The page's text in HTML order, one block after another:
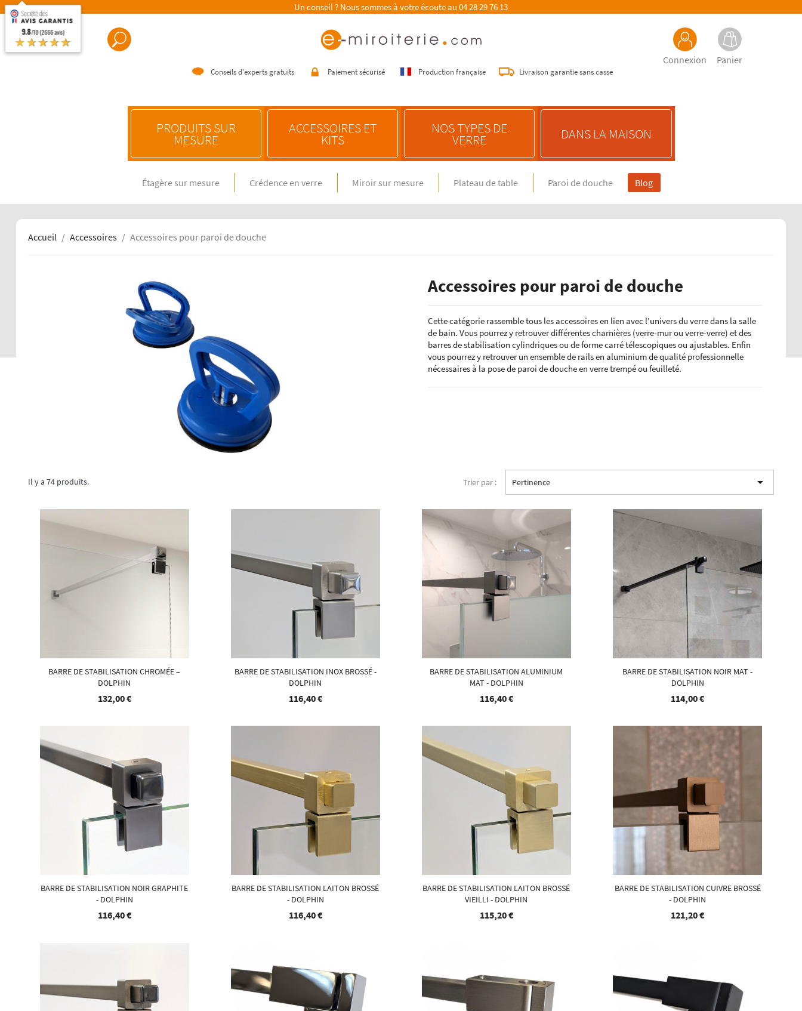
Un conseil ? Nous sommes à votre écoute au 04 28 29 76 13
Connexion Panier
Conseils d'experts gratuits Paiement sécurisé Production française Livraison garantie sans casse
PRODUITS SUR
MESURE
CRÉDENCE SUR MESURE
Crédence en verre spécial feux gaz
Crédence miroir sur mesure
Crédence en verre sur mesure
CRÉDENCE
Accessoires pour crédence
NOS CONSEILS
Choisir une crédence de cuisine
Entretenir une crédence de cuisine
ÉCHANTILLONS
Echantillons de verre emaillé et trempé
Echantillons de verres dépolis laqués
Echantillons de verres laqués
ACCESSOIRES ET
KITS
NOS TYPES DE
VERRE DANS LA MAISON
Étagère sur mesure Crédence en verre Miroir sur mesure Plateau de table Paroi de douche Blog
Accueil Accessoires Accessoires pour paroi de douche
Accessoires pour paroi de douche
Cette catégorie rassemble tous les accessoires en lien avec l’univers du verre dans la salle
de bain. Vous pourrez y retrouver différentes charnières (verre-mur ou verre-verre) et des
barres de stabilisation cylindriques ou de forme carré télescopiques ou ajustables. Enfin
vous pourrez y retrouver un ensemble de rails en aluminium de qualité professionnelle
nécessaires à la pose de paroi de douche en verre trempé ou feuilleté.
Il y a 74 produits. Trier par : Pertinence 
BARRE DE STABILISATION CHROMÉE –
DOLPHIN
132,00 €
BARRE DE STABILISATION INOX BROSSÉ -
DOLPHIN
116,40 €
BARRE DE STABILISATION ALUMINIUM
MAT - DOLPHIN
116,40 €
BARRE DE STABILISATION NOIR MAT -
DOLPHIN
114,00 €
BARRE DE STABILISATION NOIR GRAPHITE
- DOLPHIN
116,40 €
BARRE DE STABILISATION LAITON BROSSÉ
- DOLPHIN
116,40 €
BARRE DE STABILISATION LAITON BROSSÉ
VIEILLI - DOLPHIN
115,20 €
BARRE DE STABILISATION CUIVRE BROSSÉ
- DOLPHIN
121,20 €
9.8/10 (2666 avis)
★★★★★